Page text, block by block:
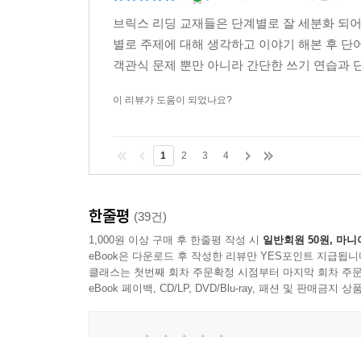
브릭스 리딩 교재들은 단계별로 잘 세분화 되
별로 주제에 대해 생각하고 이야기 해본 후
객관식 문제 뿐만 아니라 간단한 쓰기 연습과
이 리뷰가 도움이 되었나요?
1 2 3 4
한줄평 (39건)
1,000원 이상 구매 후 한줄평 작성 시 일반회원 50원, 마니
eBook은 다운로드 후 작성한 리뷰만 YES포인트 지급됩니
클래스는 첫번째 회차 주문확정 시점부터 마지막 회차 주
eBook 페이백, CD/LP, DVD/Blu-ray, 패션 및 판매금지 상